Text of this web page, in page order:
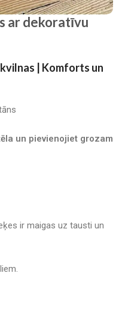
ar dekoratīvu
| Komforts un
un pievienojiet grozam
ir maigas uz tausti un